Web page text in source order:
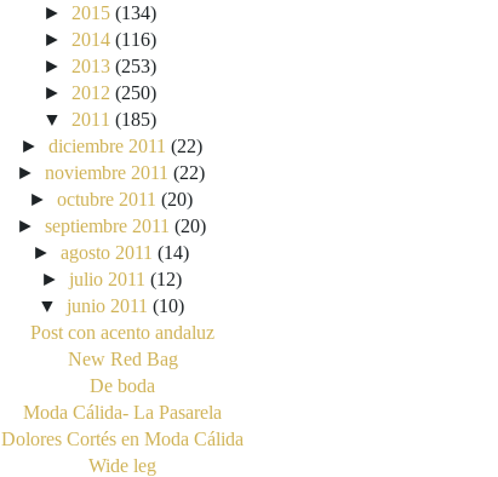
► 2015 (134)
► 2014 (116)
► 2013 (253)
► 2012 (250)
▼ 2011 (185)
► diciembre 2011 (22)
►noviembre 2011 (22)
►octubre 2011 (20)
► septiembre 2011 (20)
►agosto 2011 (14)
► julio 2011 (12)
▼ junio 2011 (10)
Post con acento andaluz
New Red Bag
De boda
Moda Cálida- La Pasarela
Dolores Cortés en Moda Cálida
Wide leg